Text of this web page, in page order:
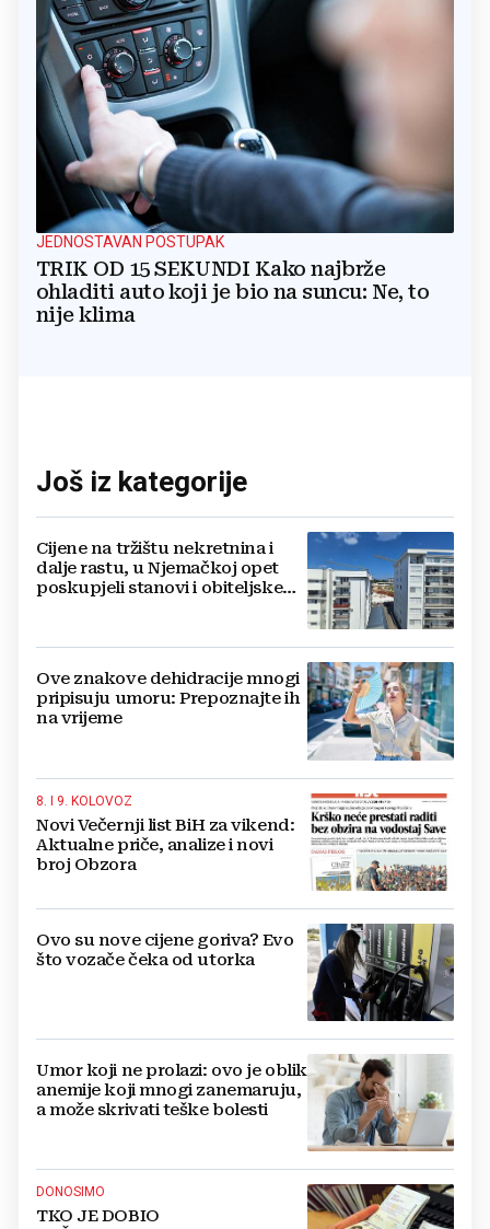
JEDNOSTAVAN POSTUPAK
TRIK OD 15 SEKUNDI Kako najbrže
ohladiti auto koji je bio na suncu: Ne, to
nije klima
Još iz kategorije
Cijene na tržištu nekretnina i
dalje rastu, u Njemačkoj opet
poskupjeli stanovi i obiteljske
Ove znakove dehidracije mnogi
pripisuju umoru: Prepoznajte ih
na vrijeme
8. I 9. KOLOVOZ
Novi Večernji list BiH za vikend:
Aktualne priče, analize i novi
broj Obzora
Ovo su nove cijene goriva? Evo
što vozače čeka od utorka
Umor koji ne prolazi: ovo je oblik
anemije koji mnogi zanemaruju,
a može skrivati teške bolesti
DONOSIMO
TKO JE DOBIO